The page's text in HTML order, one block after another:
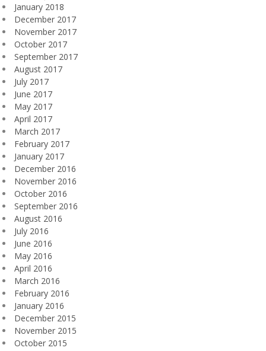
January 2018
December 2017
November 2017
October 2017
September 2017
August 2017
July 2017
June 2017
May 2017
April 2017
March 2017
February 2017
January 2017
December 2016
November 2016
October 2016
September 2016
August 2016
July 2016
June 2016
May 2016
April 2016
March 2016
February 2016
January 2016
December 2015
November 2015
October 2015